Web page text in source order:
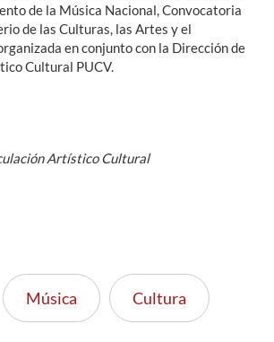
de la Música Nacional, Convocatoria
de las Culturas, las Artes y el
en conjunto con la Dirección de
Cultural PUCV.
Artístico Cultural
Música Cultura